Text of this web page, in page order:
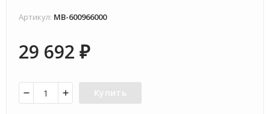
Артикул: MB-600966000
29 692 ₽
Купить